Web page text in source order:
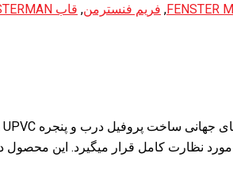
, فریم فنسترمن, قاب FENSTERMAN